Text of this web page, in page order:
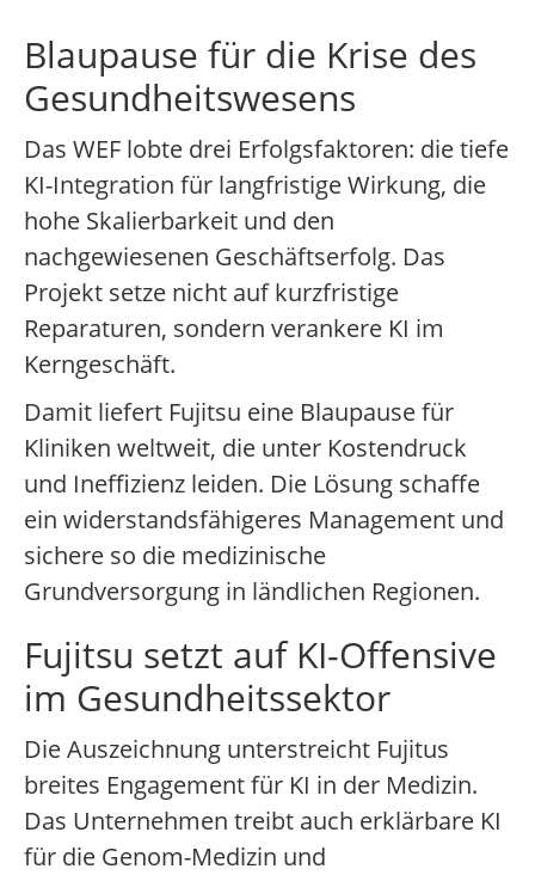
Blaupause für die Krise des
Gesundheitswesens
Das WEF lobte drei Erfolgsfaktoren: die tiefe
KI-Integration für langfristige Wirkung, die
hohe Skalierbarkeit und den
nachgewiesenen Geschäftserfolg. Das
Projekt setze nicht auf kurzfristige
Reparaturen, sondern verankere KI im
Kerngeschäft.
Damit liefert Fujitsu eine Blaupause für
Kliniken weltweit, die unter Kostendruck
und Ineffizienz leiden. Die Lösung schaffe
ein widerstandsfähigeres Management und
sichere so die medizinische
Grundversorgung in ländlichen Regionen.
Fujitsu setzt auf KI-Offensive
im Gesundheitssektor
Die Auszeichnung unterstreicht Fujitus
breites Engagement für KI in der Medizin.
Das Unternehmen treibt auch erklärbare KI
für die Genom-Medizin und